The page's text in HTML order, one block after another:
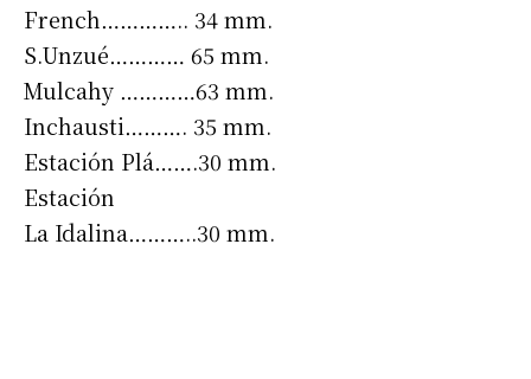
French………….. 34 mm.
S.Unzué………… 65 mm.
Mulcahy …………63 mm.
Inchausti………. 35 mm.
Estación Plá…….30 mm.
Estación
La Idalina………..30 mm.